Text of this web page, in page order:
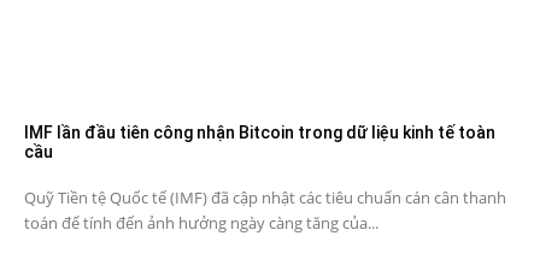
IMF lần đầu tiên công nhận Bitcoin trong dữ liệu kinh tế toàn
cầu
Quỹ Tiền tệ Quốc tế (IMF) đã cập nhật các tiêu chuẩn cán cân thanh
toán để tính đến ảnh hưởng ngày càng tăng của...